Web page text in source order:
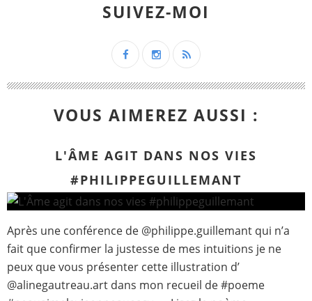
SUIVEZ-MOI
VOUS AIMEREZ AUSSI :
L'ÂME AGIT DANS NOS VIES
#PHILIPPEGUILLEMANT
Après une conférence de @philippe.guillemant qui n’a
fait que confirmer la justesse de mes intuitions je ne
peux que vous présenter cette illustration d’
@alinegautreau.art dans mon recueil de #poeme